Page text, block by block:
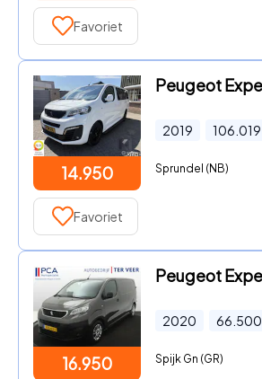
Favoriet
14.950
2019 106.019
Sprundel (NB)
Favoriet
16.950
2020 66.500
Spijk Gn (GR)